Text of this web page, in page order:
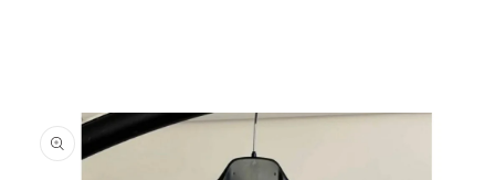
direct naar